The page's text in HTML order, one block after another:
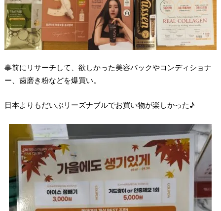
事前にリサーチして、欲しかった美容パックやコンディショナ
ー、歯磨き粉などを爆買い。
日本よりもだいぶリーズナブルでお買い物が楽しかった♪